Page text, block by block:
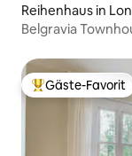
Reihenhaus in
Belgravia
Beliebter Gäste-
Gäste-Favorit